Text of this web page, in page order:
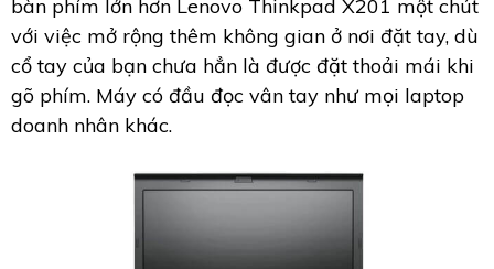
bàn phím lớn hơn Lenovo Thinkpad X201 một chút
với việc mở rộng thêm không gian ở nơi đặt tay, dù
cổ tay của bạn chưa hẳn là được đặt thoải mái khi
gõ phím. Máy có đầu đọc vân tay như mọi laptop
doanh nhân khác.